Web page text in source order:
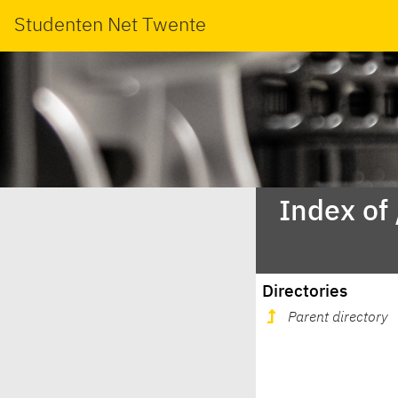
Studenten Net Twente
Index
Directories
Parent directory